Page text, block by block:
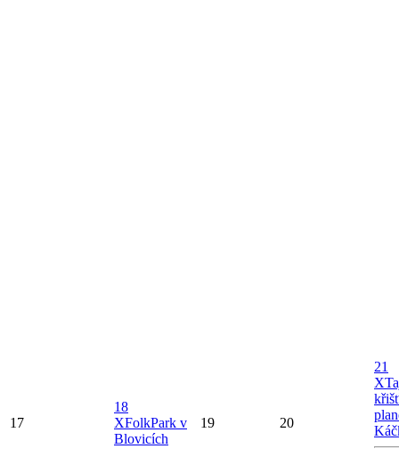
17
18
XFolkPark v
Blovicích
19 20
21
X